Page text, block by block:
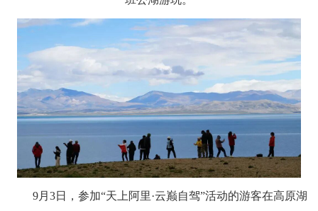
9月3日，参加“天上阿里·云巅自驾”活动的游客在高原湖